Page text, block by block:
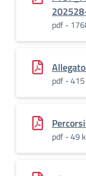
pdf -
pdf -
pdf - 49